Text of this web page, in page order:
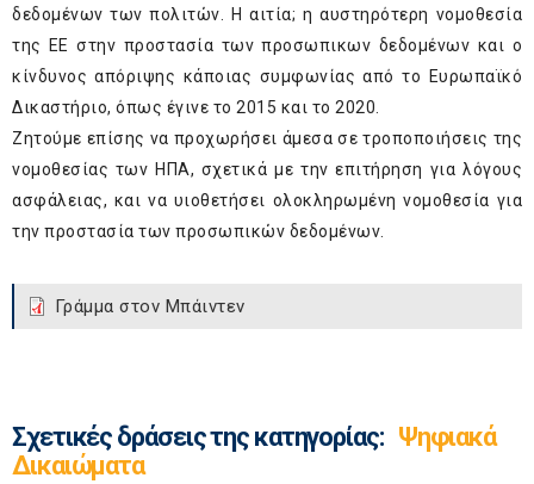
δεδομένων των πολιτών. Η αιτία; η αυστηρότερη νομοθεσία
της ΕΕ στην προστασία των προσωπικων δεδομένων και ο
κίνδυνος απόριψης κάποιας συμφωνίας από το Ευρωπαϊκό
Δικαστήριο, όπως έγινε το 2015 και το 2020.
Ζητούμε επίσης να προχωρήσει άμεσα σε τροποποιήσεις της
νομοθεσίας των ΗΠΑ, σχετικά με την επιτήρηση για λόγους
ασφάλειας, και να υιοθετήσει ολοκληρωμένη νομοθεσία για
την προστασία των προσωπικών δεδομένων.
Γράμμα στον Μπάιντεν
Σχετικές δράσεις της κατηγορίας: Ψηφιακά
Δικαιώματα